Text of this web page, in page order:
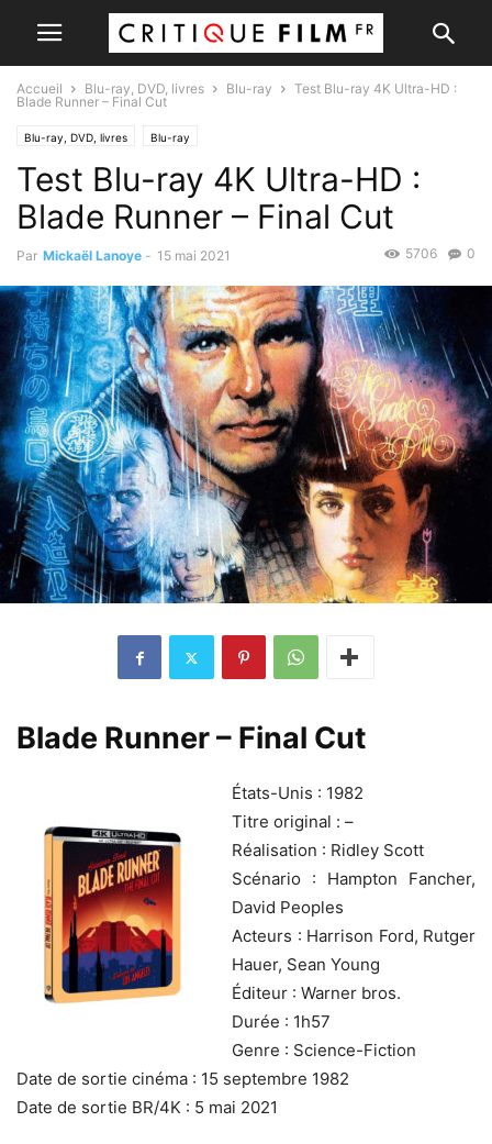
Accueil Blu-ray, DVD, livres Blu-ray
Test Blu-ray 4K Ultra-HD :
Blade Runner – Final Cut
Blu-ray, DVD, livres Blu-ray
Test Blu-ray 4K Ultra-HD :
Blade Runner – Final Cut
Par Mickaël Lanoye - 15 mai 2021 0
5706
Blade Runner – Final Cut
États-Unis : 1982
Titre original : –
Réalisation : Ridley Scott
Scénario : Hampton Fancher,
David Peoples
Acteurs : Harrison Ford, Rutger
Hauer, Sean Young
Éditeur : Warner bros.
Durée : 1h57
Genre : Science-Fiction
Date de sortie cinéma : 15 septembre 1982
Date de sortie BR/4K : 5 mai 2021